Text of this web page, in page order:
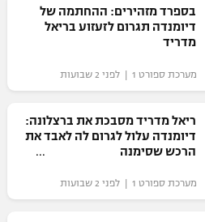
בספרד מזהירים: ההחתמה של
דיומנדה תגרום לזעזוע בריאל
מדריד
מערכת ספורט 1 | לפני 2 שבועות
ריאל מדריד מסבכת את ברצלונה:
דיומנדה עלול לגרום לה לאבד את
הרכש שסימנה
מערכת ספורט 1 | לפני 2 שבועות